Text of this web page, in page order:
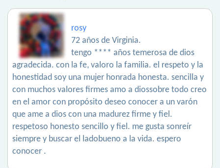
rosy
72 años de Virginia.
tengo **** años temerosa de dios
agradecida. con la fe, valoro la familia. el respeto y la
honestidad soy una mujer honrada honesta. sencilla y
con muchos valores firmes amo a diossobre todo creo
en el amor con propósito deseo conocer a un varón
que ame a dios con una madurez firme y fiel.
respetoso honesto sencillo y fiel. me gusta sonreír
siempre y buscar el ladobueno a la vida. espero
conocer .